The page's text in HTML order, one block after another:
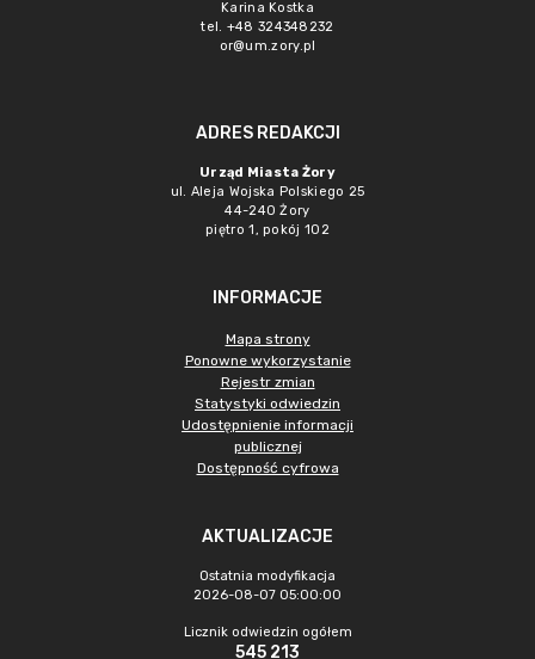
Karina Kostka
tel. +48 324348232
or@um.zory.pl
ADRES REDAKCJI
Urząd Miasta Żory
ul. Aleja Wojska Polskiego 25
44-240 Żory
piętro 1, pokój 102
INFORMACJE
Mapa strony
Ponowne wykorzystanie
Rejestr zmian
Statystyki odwiedzin
Udostępnienie informacji
publicznej
Dostępność cyfrowa
AKTUALIZACJE
Ostatnia modyfikacja
2026-08-07 05:00:00
Licznik odwiedzin ogółem
545 213